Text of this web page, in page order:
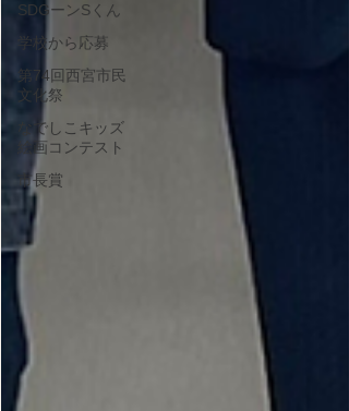
SDGーンSくん
学校から応募
第74回西宮市民
文化祭
なでしこキッズ
絵画コンテスト
市長賞